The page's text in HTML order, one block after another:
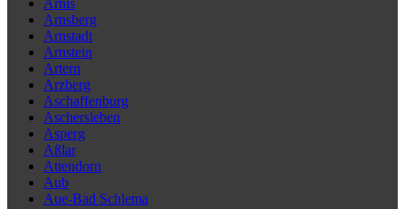
Arnis
Arnsberg
Arnstadt
Arnstein
Artern
Arzberg
Aschaffenburg
Aschersleben
Asperg
Aßlar
Attendorn
Aub
Aue-Bad Schlema